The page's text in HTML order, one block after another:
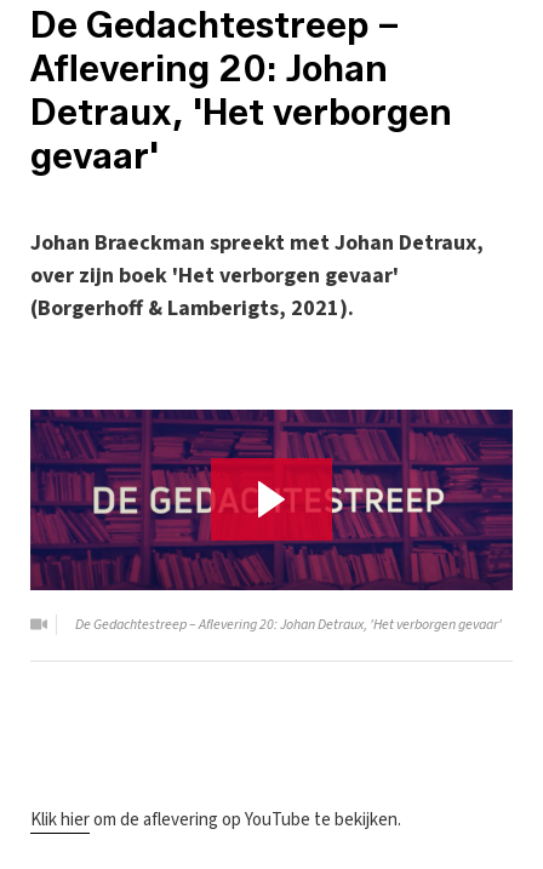
De Gedachtestreep –
Aflevering 20: Johan
Detraux, 'Het verborgen
gevaar'
Johan Braeckman spreekt met Johan Detraux,
over zijn boek 'Het verborgen gevaar'
(Borgerhoff & Lamberigts, 2021).
De Gedachtestreep – Aflevering 20: Johan Detraux, 'Het verborgen gevaar'
Klik hierom de aflevering op YouTube te bekijken.